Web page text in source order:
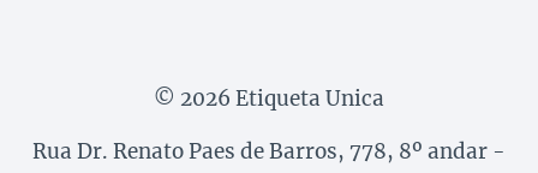
© 2026 Etiqueta Unica
Rua Dr. Renato Paes de Barros, 778, 8º andar -